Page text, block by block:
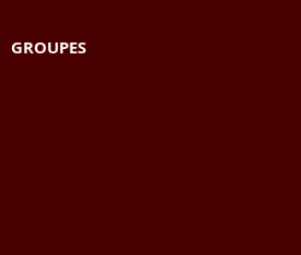
GROUPES